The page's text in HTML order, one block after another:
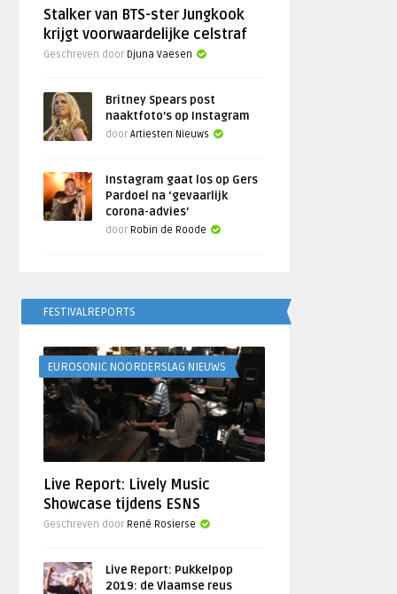
Stalker van BTS-ster Jungkook
krijgt voorwaardelijke celstraf
Geschreven door Djuna Vaesen
Britney Spears post
naaktfoto’s op Instagram
doorArtiesten Nieuws
Instagram gaat los op Gers
Pardoel na ‘gevaarlijk
corona-advies’
door Robin de Roode
FESTIVALREPORTS
EUROSONIC NOORDERSLAG NIEUWS
Live Report: Lively Music
Showcase tijdens ESNS
Geschreven door René Rosierse
Live Report: Pukkelpop
2019: de Vlaamse reus